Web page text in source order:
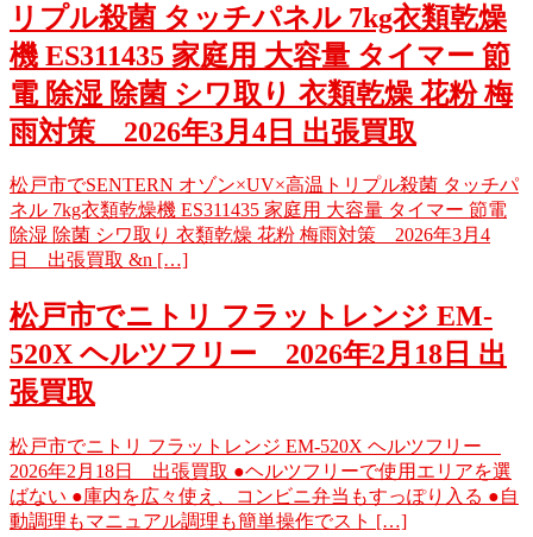
リプル殺菌 タッチパネル 7kg衣類乾燥
機 ES311435 家庭用 大容量 タイマー 節
電 除湿 除菌 シワ取り 衣類乾燥 花粉 梅
雨対策 2026年3月4日 出張買取
松戸市でSENTERN オゾン×UV×高温トリプル殺菌 タッチパ
ネル 7kg衣類乾燥機 ES311435 家庭用 大容量 タイマー 節電
除湿 除菌 シワ取り 衣類乾燥 花粉 梅雨対策 2026年3月4
日 出張買取 &n […]
松戸市でニトリ フラットレンジ EM-
520X ヘルツフリー 2026年2月18日 出
張買取
松戸市でニトリ フラットレンジ EM-520X ヘルツフリー
2026年2月18日 出張買取 ●ヘルツフリーで使用エリアを選
ばない ●庫内を広々使え、コンビニ弁当もすっぽり入る ●自
動調理もマニュアル調理も簡単操作でスト […]